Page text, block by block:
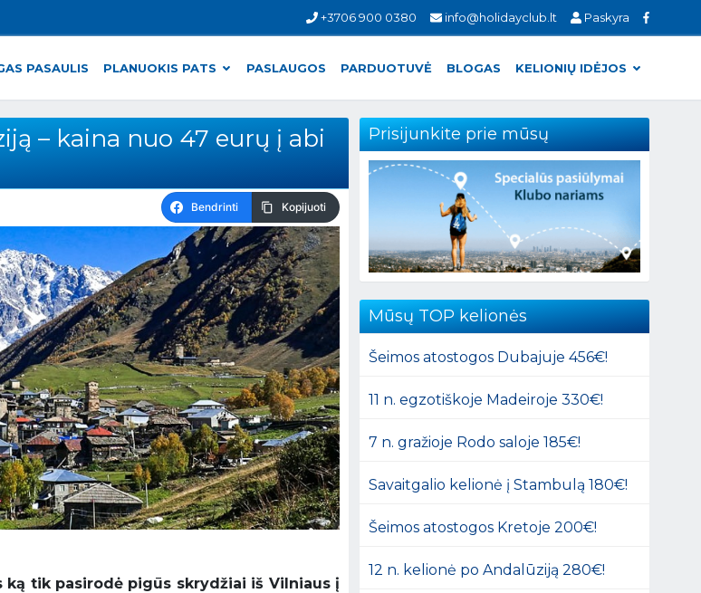
+3706 900 0380 info@holidayclub.lt Paskyra
PASAULIS PLANUOKIS PATS PASLAUGOS PARDUOTUVĖ BLOGAS KELIONIŲ IDĖJOS
– kaina nuo 47 eurų į abi
Bendrinti Kopijuoti
tik pasirodė pigūs skrydžiai iš Vilniaus į
Prisijunkite prie mūsų
Mūsų TOP kelionės
Šeimos atostogos Dubajuje 456€!
11 n. egzotiškoje Madeiroje 330€!
7 n. gražioje Rodo saloje 185€!
Savaitgalio kelionė į Stambulą 180€!
Šeimos atostogos Kretoje 200€!
12 n. kelionė po Andalūziją 280€!